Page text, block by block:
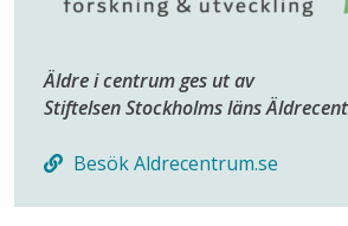
Äldre i centrum ges ut av
Stiftelsen Stockholms läns
Besök Aldrecentrum.se